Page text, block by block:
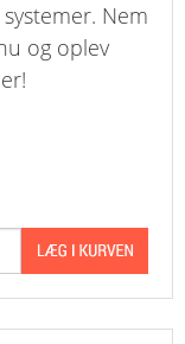
Nem
og oplev